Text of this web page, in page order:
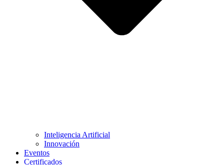
Inteligencia Artificial
Innovación
Eventos
Certificados